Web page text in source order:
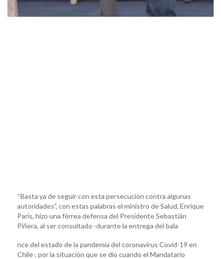
“Basta ya de seguir con esta persecución contra algunas
autoridades”, con estas palabras el ministro de Salud, Enrique
Paris, hizo una férrea defensa del Presidente Sebastián
Piñera, al ser consultado -durante la entrega del bala
nce del estado de la pandemia del coronavirus Covid-19 en
Chile-, por la situación que se dio cuando el Mandatario